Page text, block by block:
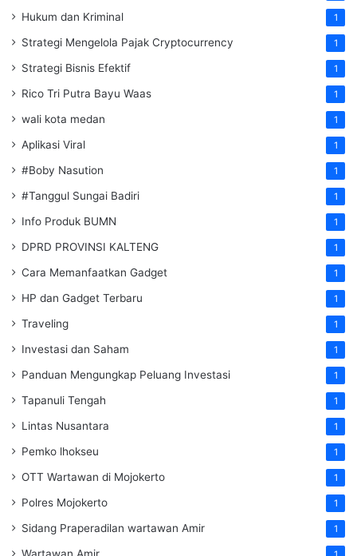
Hukum dan Kriminal 1
Strategi Mengelola Pajak Cryptocurrency 1
Strategi Bisnis Efektif 1
Rico Tri Putra Bayu Waas 1
wali kota medan 1
Aplikasi Viral 1
#Boby Nasution 1
#Tanggul Sungai Badiri 1
Info Produk BUMN 1
DPRD PROVINSI KALTENG 1
Cara Memanfaatkan Gadget 1
HP dan Gadget Terbaru 1
Traveling 1
Investasi dan Saham 1
Panduan Mengungkap Peluang Investasi 1
Tapanuli Tengah 1
Lintas Nusantara 1
Pemko lhokseu 1
OTT Wartawan di Mojokerto 1
Polres Mojokerto 1
Sidang Praperadilan wartawan Amir 1